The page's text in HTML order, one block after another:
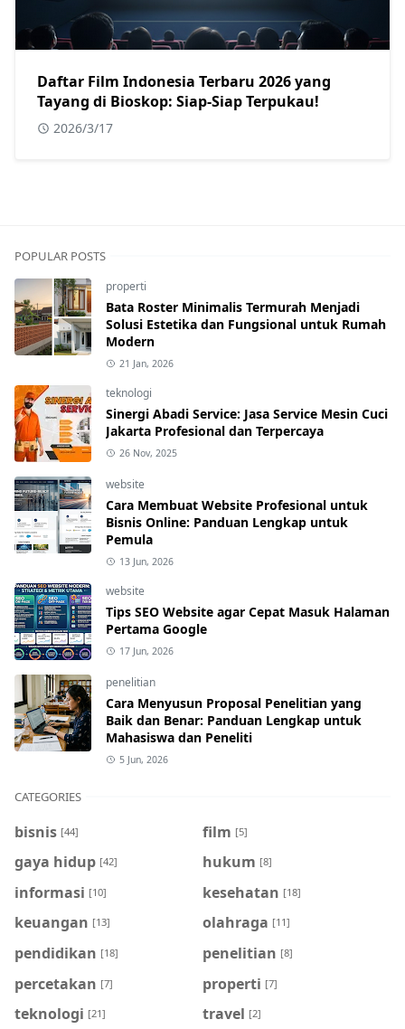
Daftar Film Indonesia Terbaru 2026 yang
Tayang di Bioskop: Siap-Siap Terpukau!
2026/3/17
POPULAR POSTS
properti
Bata Roster Minimalis Termurah Menjadi
Solusi Estetika dan Fungsional untuk Rumah
Modern
21 Jan, 2026
teknologi
Sinergi Abadi Service: Jasa Service Mesin Cuci
Jakarta Profesional dan Terpercaya
26 Nov, 2025
website
Cara Membuat Website Profesional untuk
Bisnis Online: Panduan Lengkap untuk
Pemula
13 Jun, 2026
website
Tips SEO Website agar Cepat Masuk Halaman
Pertama Google
17 Jun, 2026
penelitian
Cara Menyusun Proposal Penelitian yang
Baik dan Benar: Panduan Lengkap untuk
Mahasiswa dan Peneliti
5 Jun, 2026
CATEGORIES
bisnis [44] film [5]
gaya hidup [42] hukum [8]
informasi [10] kesehatan [18]
keuangan [13] olahraga [11]
pendidikan [18] penelitian [8]
percetakan [7] properti [7]
teknologi [21] travel [2]